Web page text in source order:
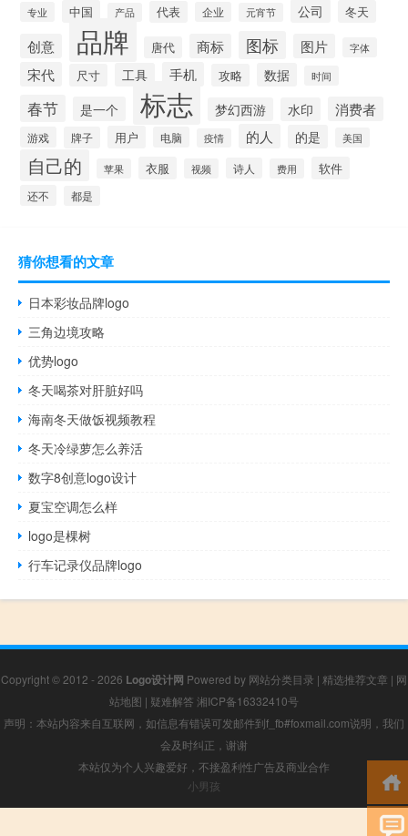
专业 中国 产品 代表 企业 元宵节 公司 冬天
创意 品牌 唐代 商标 图标 图片 字体
宋代 尺寸 工具 手机 攻略 数据 时间
春节 是一个 标志 梦幻西游 水印 消费者
游戏 牌子 用户 电脑 疫情 的人 的是 美国
自己的 苹果 衣服 视频 诗人 费用 软件
还不 都是
猜你想看的文章
日本彩妆品牌logo
三角边境攻略
优势logo
冬天喝茶对肝脏好吗
海南冬天做饭视频教程
冬天冷绿萝怎么养活
数字8创意logo设计
夏宝空调怎么样
logo是棵树
行车记录仪品牌logo
Copyright © 2012 - 2026 Logo设计网 Powered by 网站分类目录 | 精选推荐文章 | 网
站地图 | 疑难解答 湘ICP备16332410号
声明：本站内容来自互联网，如信息有错误可发邮件到f_fb#foxmail.com说明，我们
会及时纠正，谢谢
本站仅为个人兴趣爱好，不接盈利性广告及商业合作
小男孩